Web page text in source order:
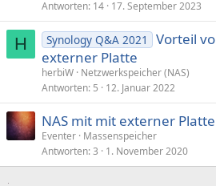
Antworten 14 17. September 2023
H Synology Q&A 2021
Vorteil
externer Platte
herbiW Netzwerkspeicher (NAS)
Antworten 5 12. Januar 2022
NAS mit mit externer
Eventer Massenspeicher
Antworten 3 1. November 2020